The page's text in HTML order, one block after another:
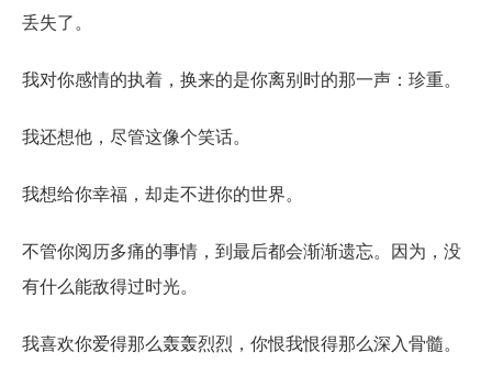
丢失了。
我对你感情的执着，换来的是你离别时的那一声：珍重。
我还想他，尽管这像个笑话。
我想给你幸福，却走不进你的世界。
不管你阅历多痛的事情，到最后都会渐渐遗忘。因为，没
有什么能敌得过时光。
我喜欢你爱得那么轰轰烈烈，你恨我恨得那么深入骨髓。